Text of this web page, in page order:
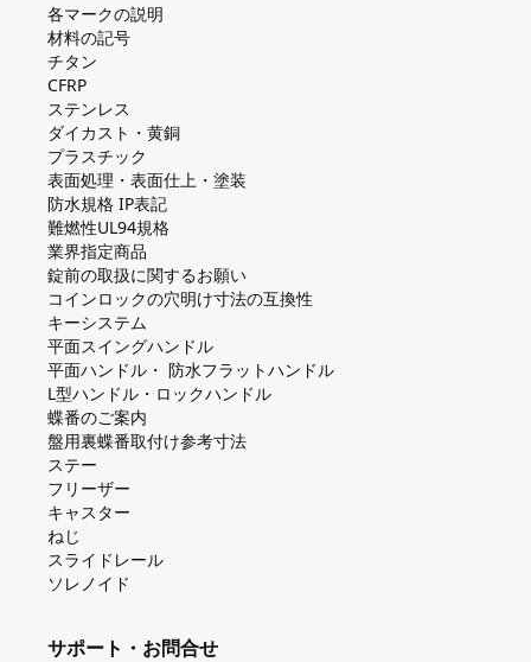
各マークの説明
材料の記号
チタン
CFRP
ステンレス
ダイカスト・⻩銅
プラスチック
表面処理・表面仕上・塗装
防⽔規格 IP表記
難燃性UL94規格
業界指定商品
錠前の取扱に関するお願い
コインロックの⽳明け⼨法の互換性
キーシステム
平⾯スイングハンドル
平⾯ハンドル・ 防⽔フラットハンドル
L型ハンドル・ロックハンドル
蝶番のご案内
盤⽤裏蝶番取付け参考⼨法
ステー
フリーザー
キャスター
ねじ
スライドレール
ソレノイド
サポート・お問合せ